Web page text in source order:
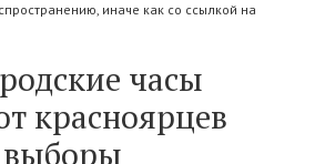
иначе как со ссылкой на
часы
красноярцев
выборы